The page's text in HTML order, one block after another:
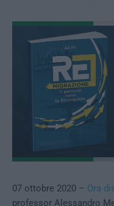
07 ottobre 2020 – Ora
professor Alessandro